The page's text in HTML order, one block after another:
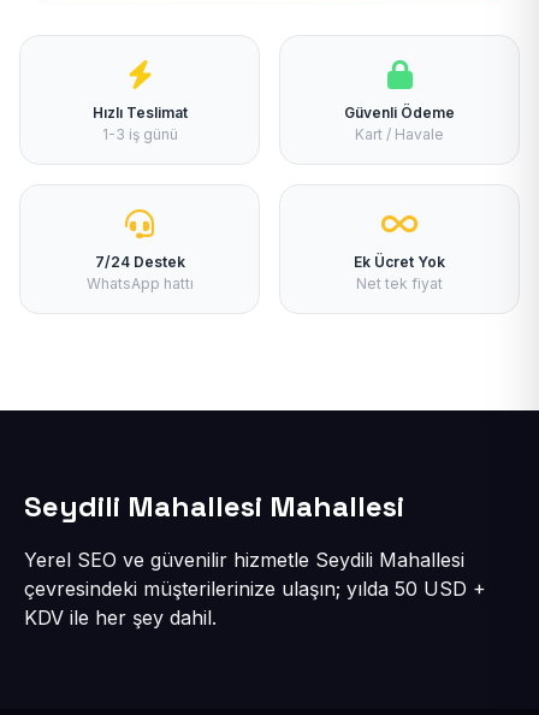
Hızlı Teslimat
1-3 iş günü
Güvenli Ödeme
Kart / Havale
7/24 Destek
WhatsApp hattı
Ek Ücret Yok
Net tek fiyat
Seydili Mahallesi Mahallesi
Yerel SEO ve güvenilir hizmetle Seydili Mahallesi
çevresindeki müşterilerinize ulaşın; yılda 50 USD +
KDV ile her şey dahil.